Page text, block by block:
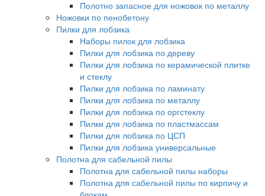
Полотно запасное для ножовок по металлу
Ножовки по пенобетону
Пилки для лобзика
Наборы пилок для лобзика
Пилки для лобзика по дереву
Пилки для лобзика по керамической плитке
и стеклу
Пилки для лобзика по ламинату
Пилки для лобзика по металлу
Пилки для лобзика по оргстеклу
Пилки для лобзика по пластмассам
Пилки для лобзика по ЦСП
Пилки для лобзика универсальные
Полотна для сабельной пилы
Полотна для сабельной пилы наборы
Полотна для сабельной пилы по кирпичу и